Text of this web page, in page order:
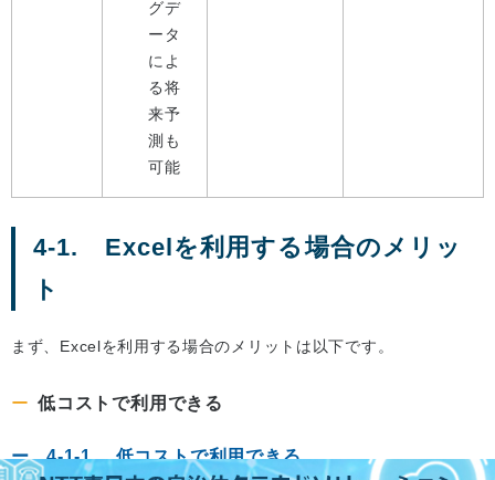
グデ
ータ
によ
る将
来予
測も
可能
4-1. Excelを利用する場合のメリッ
ト
まず、Excelを利用する場合のメリットは以下です。
低コストで利用できる
4-1-1. 低コストで利用できる